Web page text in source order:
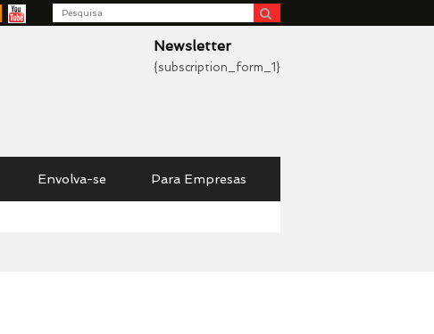
YouTube
Search
Newsletter
{subscription_form_1}
Envolva-se Para Empresas